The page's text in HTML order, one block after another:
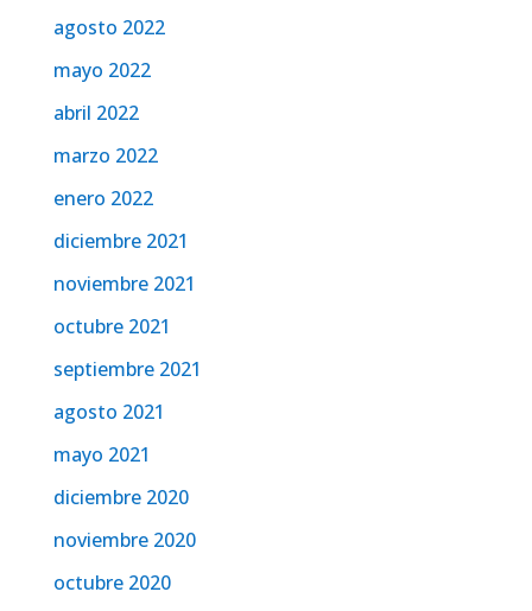
agosto 2022
mayo 2022
abril 2022
marzo 2022
enero 2022
diciembre 2021
noviembre 2021
octubre 2021
septiembre 2021
agosto 2021
mayo 2021
diciembre 2020
noviembre 2020
octubre 2020